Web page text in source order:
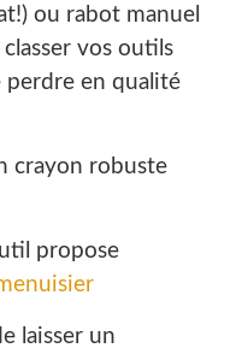
ou rabot manuel
vos outils
perdre en qualité
crayon robuste
propose
laisser un